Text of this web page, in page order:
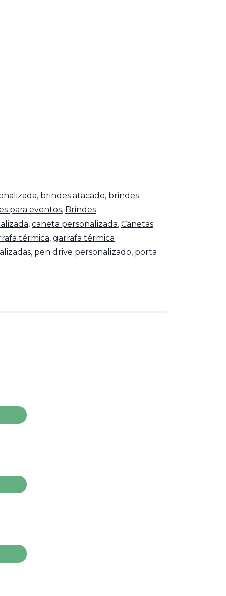
, brindes atacado, brindes
para eventos, Brindes
, caneta personalizada, Canetas
térmica, garrafa térmica
, pen drive personalizado, porta